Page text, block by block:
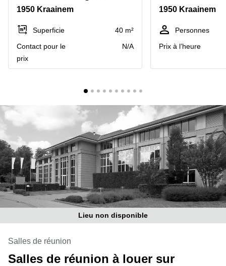
la
Neuve
Wallonie
Wavre
Centre
Anvers
Centre
d'affaires
Gand
Coworking
Ixelles
Coworking
Namur
Coworking
Tournai
Salle de
Bruxelles
1950 Kraainem
Superficie
40 m²
Contact pour le
prix
N/A
1950 Kraainem
Personnes
Prix à l’heure
Lieu non disponible
Salles de réunion
Salles de réunion à louer sur